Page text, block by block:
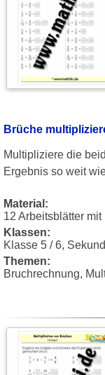
Brüche
Multipliziere die
Ergebnis so weit
Material:
12 Arbeitsblätter mit
Klassen:
Klasse 5 / 6,
Themen:
Bruchrechnung,